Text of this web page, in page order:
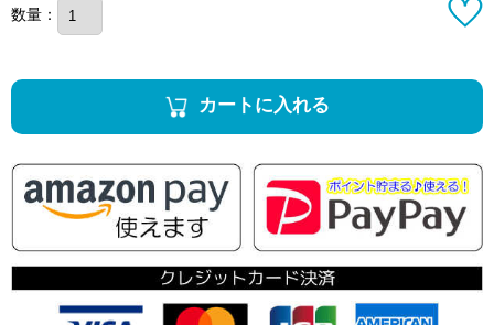
数量：
カートに入れる